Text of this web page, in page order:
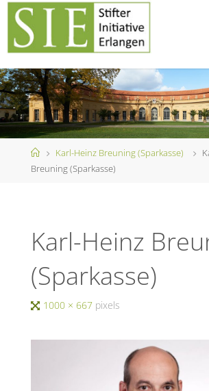
Skip
content
HomeKarl-Heinz Breuning (Sparkasse)
Breuning (Sparkasse)
Karl-Heinz
(Sparkasse)
Full1000 × 667 pixels